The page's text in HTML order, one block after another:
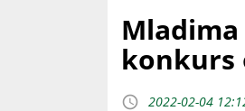
konkurs
2022-02-04